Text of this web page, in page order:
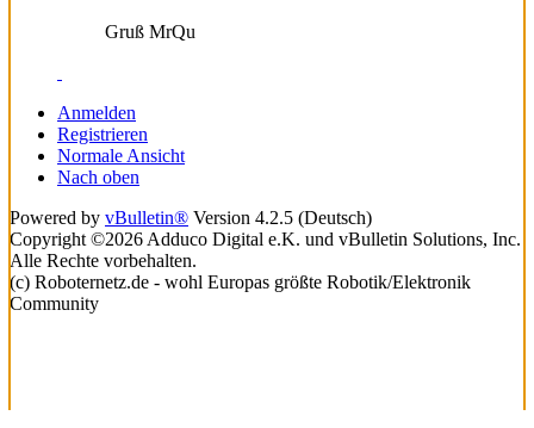
Gruß MrQu
Anmelden
Registrieren
Normale Ansicht
Nach oben
Powered by vBulletin® Version 4.2.5 (Deutsch)
Copyright ©2026 Adduco Digital e.K. und vBulletin Solutions, Inc.
Alle Rechte vorbehalten.
(c) Roboternetz.de - wohl Europas größte Robotik/Elektronik
Community